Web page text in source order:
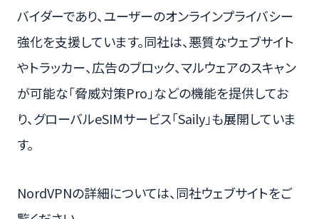
バイダーであり、ユーザーのオンラインプライバシー
強化を支援しています。同社は、悪質なウェブサイト
やトラッカー、広告のブロック、マルウェアのスキャン
が可能な「脅威対策Pro」などの機能を提供してお
り、グローバルeSIMサービス「Saily」も展開していま
す。
NordVPNの詳細については、同社ウェブサイトをご